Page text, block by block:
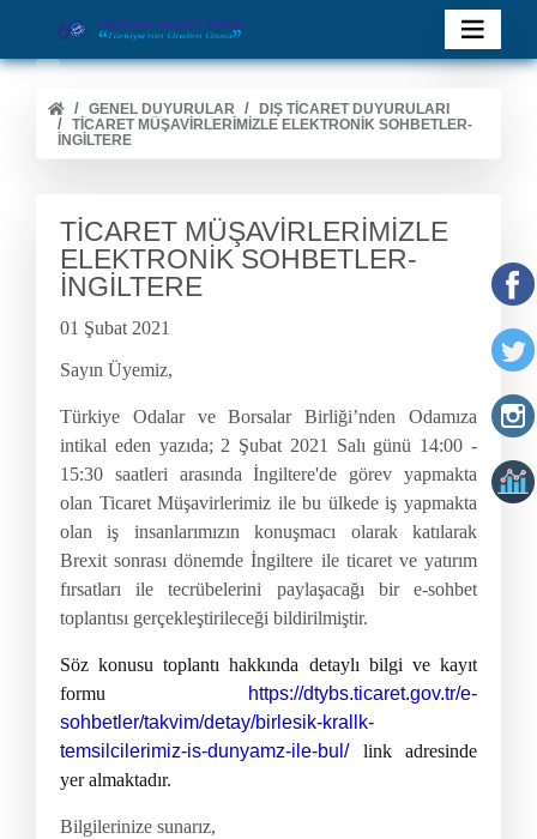
GENEL DUYURULAR
DIŞ TİCARET DUYURULARI
TİCARET MÜŞAVİRLERİMİZLE ELEKTRONİK SOHBETLER-
İNGİLTERE
TİCARET MÜŞAVİRLERİMİZLE
ELEKTRONİK SOHBETLER-
İNGİLTERE
01 Şubat 2021
Sayın Üyemiz,
Türkiye Odalar ve Borsalar Birliği’nden Odamıza
intikal eden yazıda; 2 Şubat 2021 Salı günü 14:00 -
15:30 saatleri arasında İngiltere'de görev yapmakta
olan Ticaret Müşavirlerimiz ile bu ülkede iş yapmakta
olan iş insanlarımızın konuşmacı olarak katılarak
Brexit sonrası dönemde İngiltere ile ticaret ve yatırım
fırsatları ile tecrübelerini paylaşacağı bir e-sohbet
toplantısı gerçekleştirileceği bildirilmiştir.
Söz konusu toplantı hakkında detaylı bilgi ve kayıt
formu
https://dtybs.ticaret.gov.tr/e-
sohbetler/takvim/detay/birlesik-krallk-
temsilcilerimiz-is-dunyamz-ile-bul/
link adresinde
yer almaktadır.
Bilgilerinize sunarız,